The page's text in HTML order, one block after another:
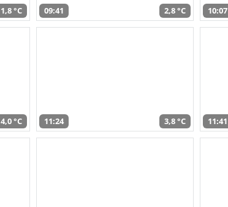
1,8 °C 09:41 2,8 °C 10:07
4,0 °C 11:24 3,8 °C 11:41